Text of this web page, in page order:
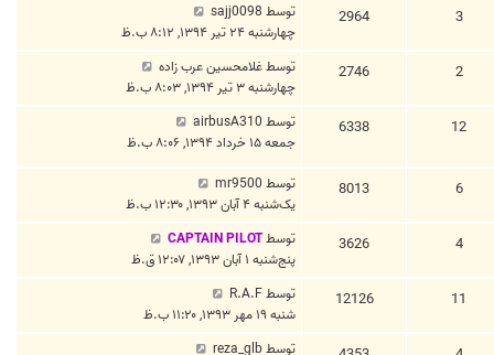
3
2964 توسط sajj0098
چهارشنبه ۲۴ تیر ۱۳۹۴, ۸:۱۲ ب.ظ
2
2746 توسطغلامحسین عرب زاده
چهارشنبه ۳ تیر ۱۳۹۴, ۸:۰۳ ب.ظ
12
6338 توسط airbusA310
جمعه ۱۵ خرداد ۱۳۹۴, ۸:۰۶ ب.ظ
6
8013 توسط mr9500
یک‌شنبه ۴ آبان ۱۳۹۳, ۱۲:۳۰ ب.ظ
4
3626 توسطCAPTAIN PILOT
پنج‌شنبه ۱ آبان ۱۳۹۳, ۱۲:۰۷ ق.ظ
11
12126 توسطR.A.F
شنبه ۱۹ مهر ۱۳۹۳, ۱۱:۲۰ ب.ظ
توسطreza_glb